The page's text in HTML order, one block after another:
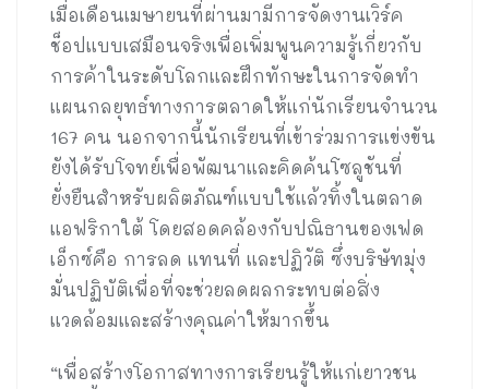
เมื่อเดือนเมษายนที่ผ่านมามีการจัดงานเวิร์ค
ช็อปแบบเสมือนจริงเพื่อเพิ่มพูนความรู้เกี่ยวกับ
การค้าในระดับโลกและฝึกทักษะในการจัดทำ
แผนกลยุทธ์ทางการตลาดให้แก่นักเรียนจำนวน
167 คน นอกจากนี้นักเรียนที่เข้าร่วมการแข่งขัน
ยังได้รับโจทย์เพื่อพัฒนาและคิดค้นโซลูชันที่
ยั่งยืนสำหรับผลิตภัณฑ์แบบใช้แล้วทิ้งในตลาด
แอฟริกาใต้ โดยสอดคล้องกับปณิธานของเฟด
เอ็กซ์คือ การลด แทนที่ และปฏิวัติ ซึ่งบริษัทมุ่ง
มั่นปฏิบัติเพื่อที่จะช่วยลดผลกระทบต่อสิ่ง
แวดล้อมและสร้างคุณค่าให้มากขึ้น
“เพื่อสร้างโอกาสทางการเรียนรู้ให้แก่เยาวชน